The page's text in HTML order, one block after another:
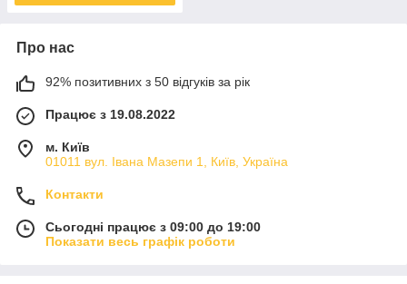
Про нас
92% позитивних з 50 відгуків за рік
Працює з 19.08.2022
м. Київ
01011 вул. Івана Мазепи 1, Київ, Україна
Контакти
Сьогодні працює з 09:00 до 19:00
Показати весь графік роботи